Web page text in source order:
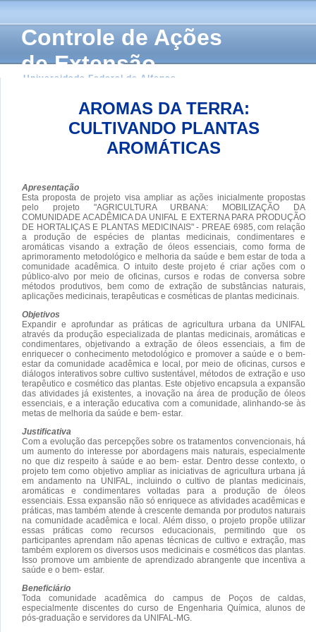
Controle de Ações
de Extensão
Universidade Federal de Alfenas
AROMAS DA TERRA:
CULTIVANDO PLANTAS
AROMÁTICAS
Apresentação
Esta proposta de projeto visa ampliar as ações inicialmente propostas
pelo projeto "AGRICULTURA URBANA: MOBILIZAÇÃO DA
COMUNIDADE ACADÊMICA DA UNIFAL E EXTERNA PARA PRODUÇÃO
DE HORTALIÇAS E PLANTAS MEDICINAIS" - PREAE 6985, com relação
a produção de espécies de plantas medicinais, condimentares e
aromáticas visando a extração de óleos essenciais, como forma de
aprimoramento metodológico e melhoria da saúde e bem estar de toda a
comunidade acadêmica. O intuito deste projeto é criar ações com o
público-alvo por meio de oficinas, cursos e rodas de conversa sobre
métodos produtivos, bem como de extração de substâncias naturais,
aplicações medicinais, terapêuticas e cosméticas de plantas medicinais.
Objetivos
Expandir e aprofundar as práticas de agricultura urbana da UNIFAL
através da produção especializada de plantas medicinais, aromáticas e
condimentares, objetivando a extração de óleos essenciais, a fim de
enriquecer o conhecimento metodológico e promover a saúde e o bem-
estar da comunidade acadêmica e local, por meio de oficinas, cursos e
diálogos interativos sobre cultivo sustentável, métodos de extração e uso
terapêutico e cosmético das plantas. Este objetivo encapsula a expansão
das atividades já existentes, a inovação na área de produção de óleos
essenciais, e a interação educativa com a comunidade, alinhando-se às
metas de melhoria da saúde e bem- estar.
Justificativa
Com a evolução das percepções sobre os tratamentos convencionais, há
um aumento do interesse por abordagens mais naturais, especialmente
no que diz respeito à saúde e ao bem- estar. Dentro desse contexto, o
projeto tem como objetivo ampliar as iniciativas de agricultura urbana já
em andamento na UNIFAL, incluindo o cultivo de plantas medicinais,
aromáticas e condimentares voltadas para a produção de óleos
essenciais. Essa expansão não só enriquece as atividades acadêmicas e
práticas, mas também atende à crescente demanda por produtos naturais
na comunidade acadêmica e local. Além disso, o projeto propõe utilizar
essas práticas como recursos educacionais, permitindo que os
participantes aprendam não apenas técnicas de cultivo e extração, mas
também explorem os diversos usos medicinais e cosméticos das plantas.
Isso promove um ambiente de aprendizado abrangente que incentiva a
saúde e o bem- estar.
Beneficiário
Toda comunidade acadêmica do campus de Poços de caldas,
especialmente discentes do curso de Engenharia Química, alunos de
pós-graduação e servidores da UNIFAL-MG.